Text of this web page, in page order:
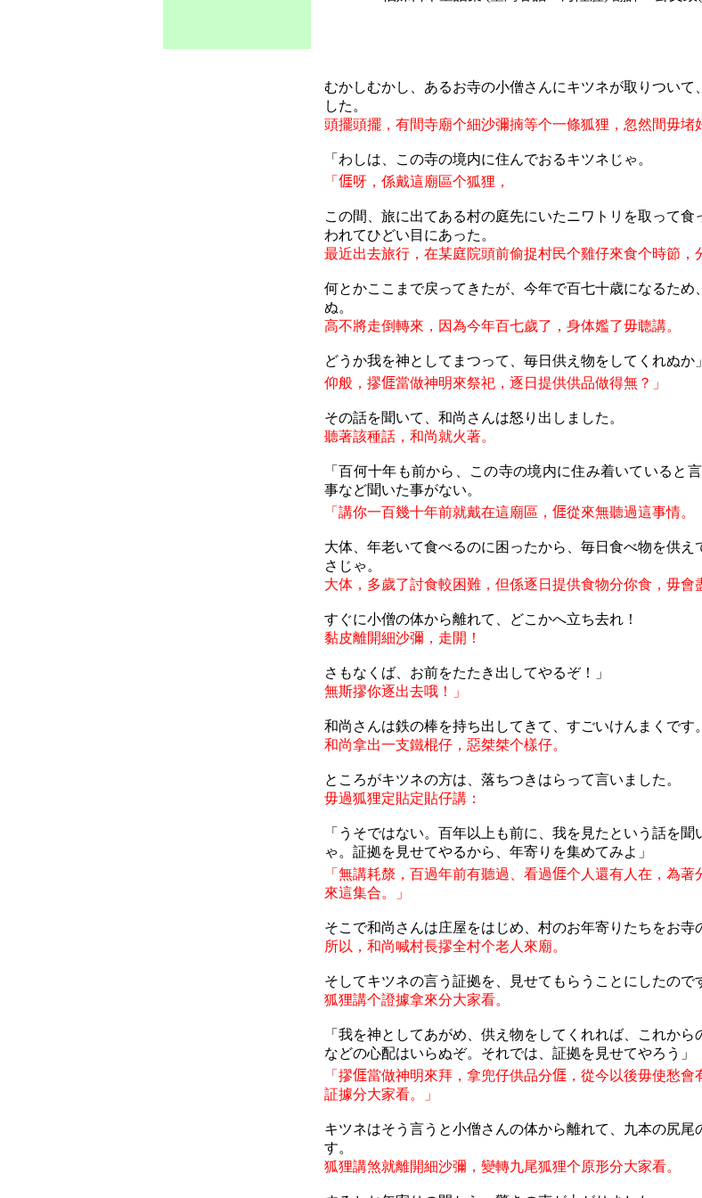
むかしむかし、あるお寺の小僧さんにキツネが取りついて
した。
頭擺頭擺，有間寺廟个細沙彌揇等个一條狐狸，忽然間毋堵
「 わしは この寺の境内に住んでおるキツネじゃ 。
「 𠊎呀，係戴這廟區个狐狸，
この間、旅に出てある村の庭先にいたニワトリを取って食
われてひどい目にあった。
最近出去旅行，在某庭院頭前偷捉村民个雞仔來食个時節，
何とかここまで戻ってきたが、今年で百七十歳になるため
ぬ。
高不將走倒轉來，因為今年百七歲了，身体㜮了毋聼講。
どうか我を神としてまつって、毎日供え物をしてくれぬか」
仰般，摎𠊎當做神明來祭祀，逐日提供供品做得無？ 」
その話を聞いて、和尚さんは怒り出しました。
聽著該種話，和尚就火著。
「百何十年 も前から この寺の境内に住み着いていると 言
事など聞いた事がない。
「講你一百幾十年前就戴在這廟區 ， 𠊎從來無聽過這事情。
大体、年老いて食べるのに 困 ったから 、毎日食べ物を供え
さじゃ 。
大体，多歲了討食較困難，但係逐日提供食物分你食，毋會
すぐに小僧の体から離れて、どこかへ立ち去れ！
黏皮離開細沙彌，走開！
さもなくば、お前をたたき出してやるぞ！」
無斯摎你逐出去哦！
」
和尚さんは鉄の棒を持ち出してきて、すごいけんまくです。
和尚拿出一支鐵棍仔，惡桀桀个樣仔。
ところがキツネの方は、落ちつきはらって言いました。
毋過狐狸定貼定貼仔講：
「うそではない。百年以上も前に、我を見たという話を聞
ゃ。証拠を見せてやるから、年寄りを集めてみよ」
「無講耗漦，百過年前有聽過、看過𠊎个人還有人在，為著
來這集合。
」
そこで和尚 さんは庄屋をはじめ 、村のお年寄りたちをお寺
所以，和尚喊村長摎全村个老人來廟。
そしてキツネの言う証拠を、見せてもらうことにしたので
狐狸講个證據拿來分大家看。
「我を神としてあがめ、供え物をしてくれれば、これか
などの心配はいらぬぞ。それでは、証拠を見せてやろう」
「摎𠊎當做神明來拜，拿兜仔供品分𠊎 ， 從今以後毋使愁會
証據分大家看。
」
キツネはそう言うと小僧さんの体から離れて、九本の尻尾
す。
狐狸講煞就離開細沙彌，變轉九尾狐狸个原形分大家看。